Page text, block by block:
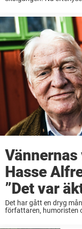
Hasse
”Det var
Det har gått en dryg
författaren, humoristen